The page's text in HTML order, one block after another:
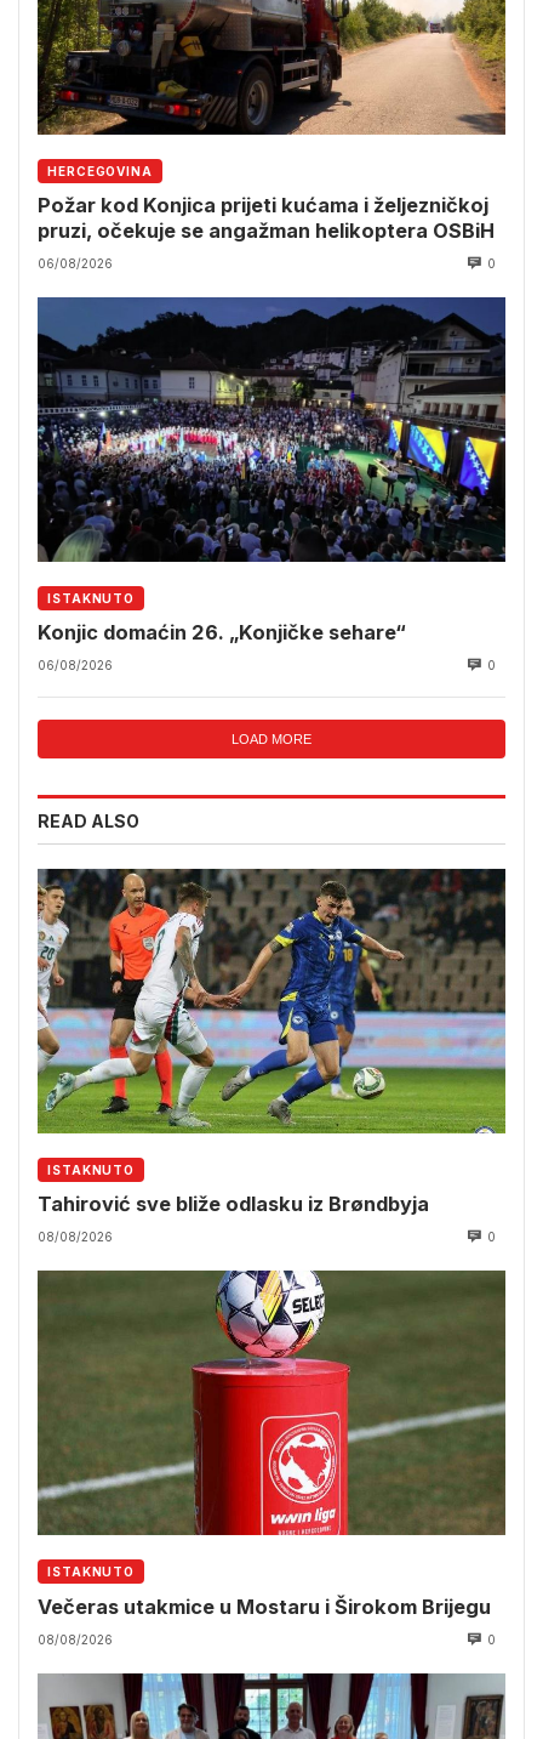
HERCEGOVINA
Požar kod Konjica prijeti kućama i željezničkoj
pruzi, očekuje se angažman helikoptera OSBiH
06/08/2026 0
ISTAKNUTO
Konjic domaćin 26. „Konjičke sehare“
06/08/2026 0
LOAD MORE
READ ALSO
ISTAKNUTO
Tahirović sve bliže odlasku iz Brøndbyja
08/08/2026 0
ISTAKNUTO
Večeras utakmice u Mostaru i Širokom Brijegu
08/08/2026 0